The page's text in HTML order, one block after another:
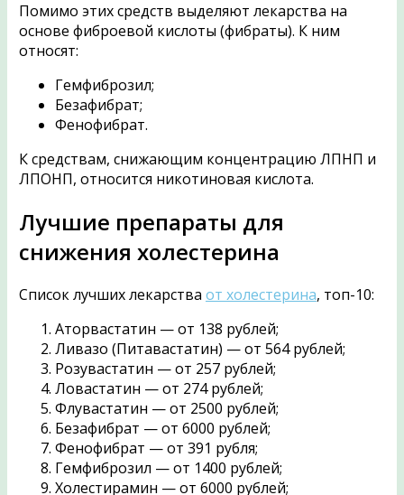
Помимо этих средств выделяют лекарства на
основе фиброевой кислоты (фибраты). К ним
относят:
Гемфиброзил;
Безафибрат;
Фенофибрат.
К средствам, снижающим концентрацию ЛПНП и
ЛПОНП, относится никотиновая кислота.
Лучшие препараты для
снижения холестерина
Список лучших лекарства от холестерина, топ-10:
Аторвастатин — от 138 рублей;
Ливазо (Питавастатин) — от 564 рублей;
Розувастатин — от 257 рублей;
Ловастатин — от 274 рублей;
Флувастатин — от 2500 рублей;
Безафибрат — от 6000 рублей;
Фенофибрат — от 391 рубля;
Гемфиброзил — от 1400 рублей;
Холестирамин — от 6000 рублей;